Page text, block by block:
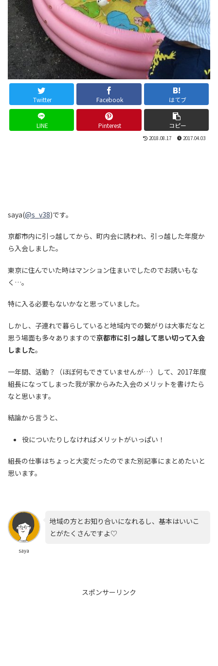
Twitter Facebook はてブ
LINE Pinterest コピー
2018.08.17 2017.04.03
saya(@s_v38)です。
京都市内に引っ越してから、町内会に誘われ、引っ越した年度か
ら入会しました。
東京に住んでいた時はマンション住まいでしたのでお誘いもな
く…。
特に入る必要もないかなと思っていました。
しかし、子連れで暮らしていると地域内での繋がりは大事だなと
思う場面も多々ありますので京都市に引っ越して思い切って入会
しました。
一年間、活動？（ほぼ何もできていませんが…）して、2017年度
組長になってしまった我が家からみた入会のメリットを書けたら
なと思います。
結論から言うと、
役についたりしなければメリットがいっぱい！
組長の仕事はちょっと大変だったのでまた別記事にまとめたいと
思います。
saya
地域の方とお知り合いになれるし、基本はいいこ
とがたくさんですよ♡
スポンサーリンク